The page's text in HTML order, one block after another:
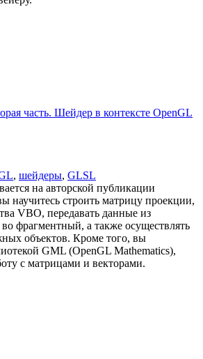
часть. Шейдер в контексте OpenGL
, шейдеры, GLSL
на авторской публикации
научитесь строить матрицу проекции,
VBO, передавать данные из
фрагментный, а также осуществлять
объектов. Кроме того, вы
GML (OpenGL Mathematics),
с матрицами и векторами.